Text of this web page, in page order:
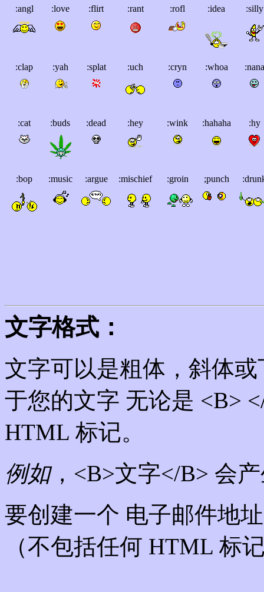
:angl :love :flirt :rant :rofl :idea :silly
:clap :yah :splat :uch :cryn :whoa :nana
:cat :buds :dead :hey :wink :hahaha :hy
:bop :music :argue :mischief :groin ;punch
文字格式：
文字可以是粗体，斜体
于您的文字 无论是 <B>
HTML 标记。
例如，<B>文字</B> 会
要创建一个 电子邮件地
（不包括任何 HTML 标